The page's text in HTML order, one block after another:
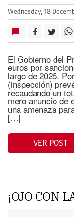
Wednesday, 18
El Gobierno del
euros por
largo de 2025.
(inspección)
recaudando un
mero anuncio de
una amenaza
[…]
VER POST
¡OJO CON